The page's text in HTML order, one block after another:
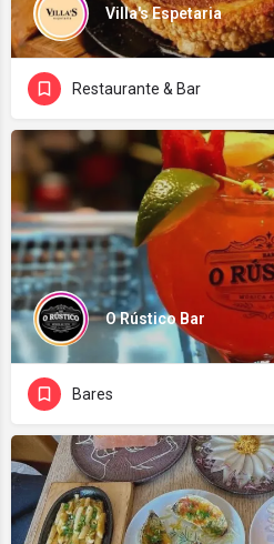
Villa's Espetaria
Restaurante & Bar
O Rústico Bar
Bares